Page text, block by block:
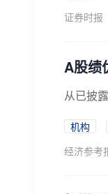
证券时报
A股绩
从已披
机构
经济参考